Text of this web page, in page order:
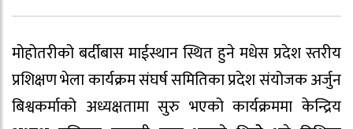
मोहोतरीको बर्दीबास माईस्थान स्थित हुने मधेस प्रदेश स्तरीय
प्रशिक्षण भेला कार्यक्रम संघर्ष समितिका प्रदेश संयोजक अर्जुन
बिश्वकर्माको अध्यक्षतामा सुरु भएको कार्यक्रममा केन्द्रिय